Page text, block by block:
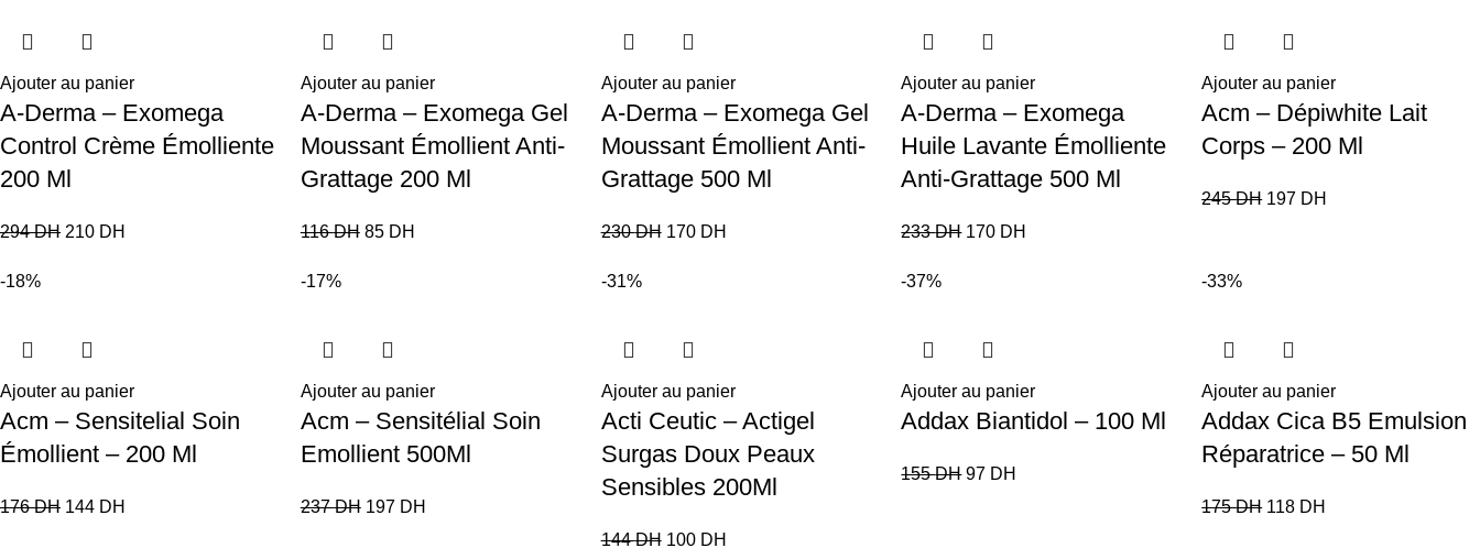
Ajouter au panier
A-Derma – Exomega
Control Crème Émolliente
200 Ml
294DH 210 DH
Ajouter au panier
A-Derma – Exomega Gel
Moussant Émollient Anti-
Grattage 200 Ml
116DH 85 DH
Ajouter au panier
A-Derma – Exomega Gel
Moussant Émollient Anti-
Grattage 500 Ml
230DH 170 DH
Ajouter au panier
A-Derma – Exomega
Huile Lavante Émolliente
Anti-Grattage 500 Ml
233DH 170 DH
Ajouter au panier
Acm – Dépiwhite Lait
Corps – 200 Ml
245DH 197 DH
-18%
Ajouter au panier
Acm – Sensitelial Soin
Émollient – 200 Ml
176DH 144 DH
-17%
Ajouter au panier
Acm – Sensitélial Soin
Emollient 500Ml
237DH 197 DH
-31%
Ajouter au panier
Acti Ceutic – Actigel
Surgas Doux Peaux
Sensibles 200Ml
144DH 100 DH
-37%
Ajouter au panier
Addax Biantidol – 100 Ml
155DH 97 DH
-33%
Ajouter au panier
Addax Cica B5 Emulsion
Réparatrice – 50 Ml
175DH 118 DH